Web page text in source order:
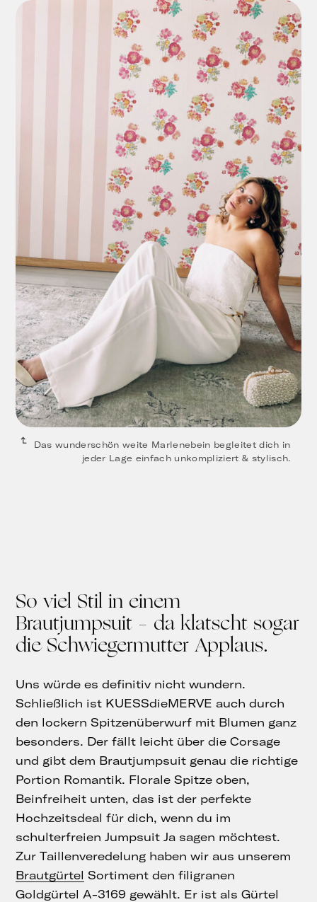
Das wunderschön weite Marlenebein begleitet dich in
jeder Lage einfach unkompliziert & stylisch.
So viel Stil in einem
Brautjumpsuit – da klatscht sogar
die Schwiegermutter Applaus.
Uns würde es definitiv nicht wundern.
Schließlich ist KUESSdieMERVE auch durch
den lockern Spitzenüberwurf mit Blumen ganz
besonders. Der fällt leicht über die Corsage
und gibt dem Brautjumpsuit genau die richtige
Portion Romantik. Florale Spitze oben,
Beinfreiheit unten, das ist der perfekte
Hochzeitsdeal für dich, wenn du im
schulterfreien Jumpsuit Ja sagen möchtest.
Zur Taillenveredelung haben wir aus unserem
Brautgürtel Sortiment den filigranen
Goldgürtel A-3169 gewählt. Er ist als Gürtel